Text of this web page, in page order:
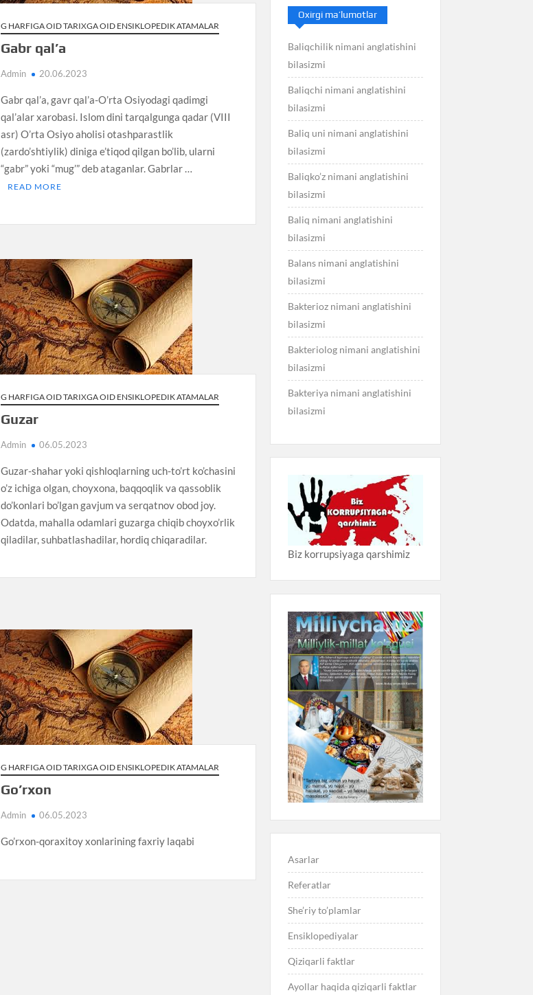
G HARFIGA OID TARIXGA OID ENSIKLOPEDIK ATAMALAR
Gabr qal’a
Admin 20.06.2023
Gabr qal’a, gavr qal’a-O’rta Osiyodagi qadimgi
qal’alar xarobasi. Islom dini tarqalgunga qadar (VIII
asr) O’rta Osiyo aholisi otashparastlik
(zardo’shtiylik) diniga e’tiqod qilgan bo’lib, ularni
“gabr” yoki “mug’” deb ataganlar. Gabrlar …
READ MORE
G HARFIGA OID TARIXGA OID ENSIKLOPEDIK ATAMALAR
Guzar
Admin 06.05.2023
Guzar-shahar yoki qishloqlarning uch-to’rt ko’chasini
o’z ichiga olgan, choyxona, baqqoqlik va qassoblik
do’konlari bo’lgan gavjum va serqatnov obod joy.
Odatda, mahalla odamlari guzarga chiqib choyxo’rlik
qiladilar, suhbatlashadilar, hordiq chiqaradilar.
G HARFIGA OID TARIXGA OID ENSIKLOPEDIK ATAMALAR
Go’rxon
Admin 06.05.2023
Go’rxon-qoraxitoy xonlarining faxriy laqabi
Oxirgi ma’lumotlar
Baliqchilik nimani anglatishini
bilasizmi
Baliqchi nimani anglatishini
bilasizmi
Baliq uni nimani anglatishini
bilasizmi
Baliqko’z nimani anglatishini
bilasizmi
Baliq nimani anglatishini
bilasizmi
Balans nimani anglatishini
bilasizmi
Bakterioz nimani anglatishini
bilasizmi
Bakteriolog nimani anglatishini
bilasizmi
Bakteriya nimani anglatishini
bilasizmi
Biz korrupsiyaga qarshimiz
Asarlar
Referatlar
She’riy to’plamlar
Ensiklopediyalar
Qiziqarli faktlar
Ayollar haqida qiziqarli faktlar